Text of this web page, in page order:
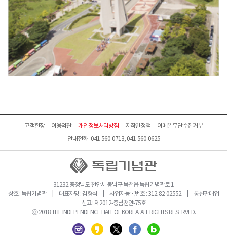
고객헌장 이용약관 개인정보처리방침 저작권정책
이메일무단수집거부
안내전화 041-560-0713, 041-560-0625
31232 충청남도 천안시 동남구 목천읍 독립기념관로 1
상호 : 독립기념관 | 대표자명 : 김형석 | 사업자등록번호 : 312-82-02552 | 통신판매업
신고 : 제2012-충남천안-75호
ⓒ 2018 THE INDEPENDENCE HALL OF KOREA. ALL RIGHTS RESERVED.